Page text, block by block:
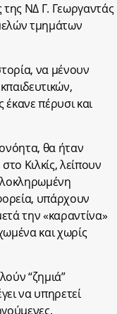
της ΝΔ Γ. Γεωργαντάς
τμημάτων
να μένουν
πέρυσι και
θα ήταν
Κιλκίς, λείπουν
υπάρχουν
την «καραντίνα»
και χωρίς
“ζημιά”
να υπηρετεί